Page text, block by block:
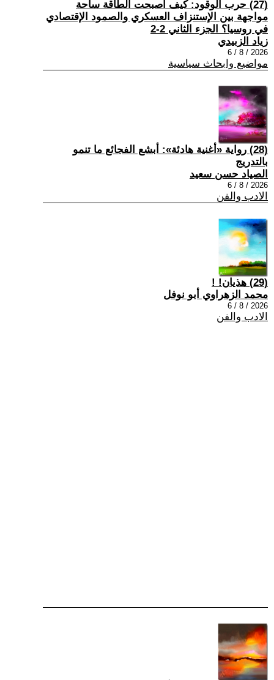
(27) حرب الوقود: كيف أصبحت الطاقة ساحة
مواجهة بين الإستنزاف العسكري والصمود الإقتصادي
في روسيا؟ الجزء الثاني 2-2
زياد الزبيدي
2026 / 8 / 6
مواضيع وابحاث سياسية
(28) رواية «أغنية هادئة»: أبشع الفجائع ما تنمو
بالتدريج
الصياد حسن سعيد
2026 / 8 / 6
الادب والفن
(29) هذيان! !
محمد الزهراوي أبو نوفل
2026 / 8 / 6
الادب والفن